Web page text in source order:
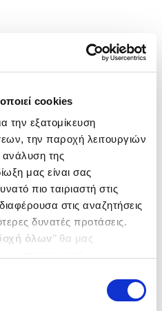
cookies
την εξατομίκευση
την παροχή λειτουργιών
ανάλυση της
μας είναι σας
πιο ταιριαστή στις
στις αναζητήσεις
δυνατές προτάσεις.
όλων’’ θα μας
από τα παρακάτω με την
να ενημερωθείτε σχετικά με